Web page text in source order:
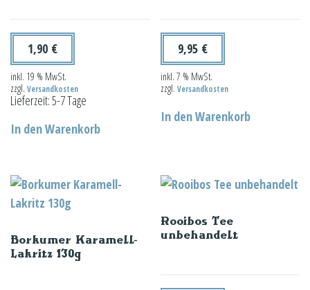
1,90 €
inkl. 19 % MwSt.
zzgl. Versandkosten
Lieferzeit:5-7 Tage
In den Warenkorb
9,95 €
inkl. 7 % MwSt.
zzgl.Versandkosten
In den Warenkorb
Borkumer Karamell-
Lakritz 130g
Rooibos Tee
unbehandelt